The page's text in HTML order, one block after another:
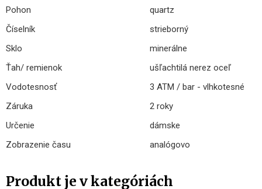
Pohon
quartz
Číselník
strieborný
Sklo
minerálne
Ťah/ remienok
ušľachtilá nerez oceľ
Vodotesnosť
3 ATM / bar - vlhkotesné
Záruka
2 roky
Určenie
dámske
Zobrazenie času
analógovo
Produkt je v kategóriách